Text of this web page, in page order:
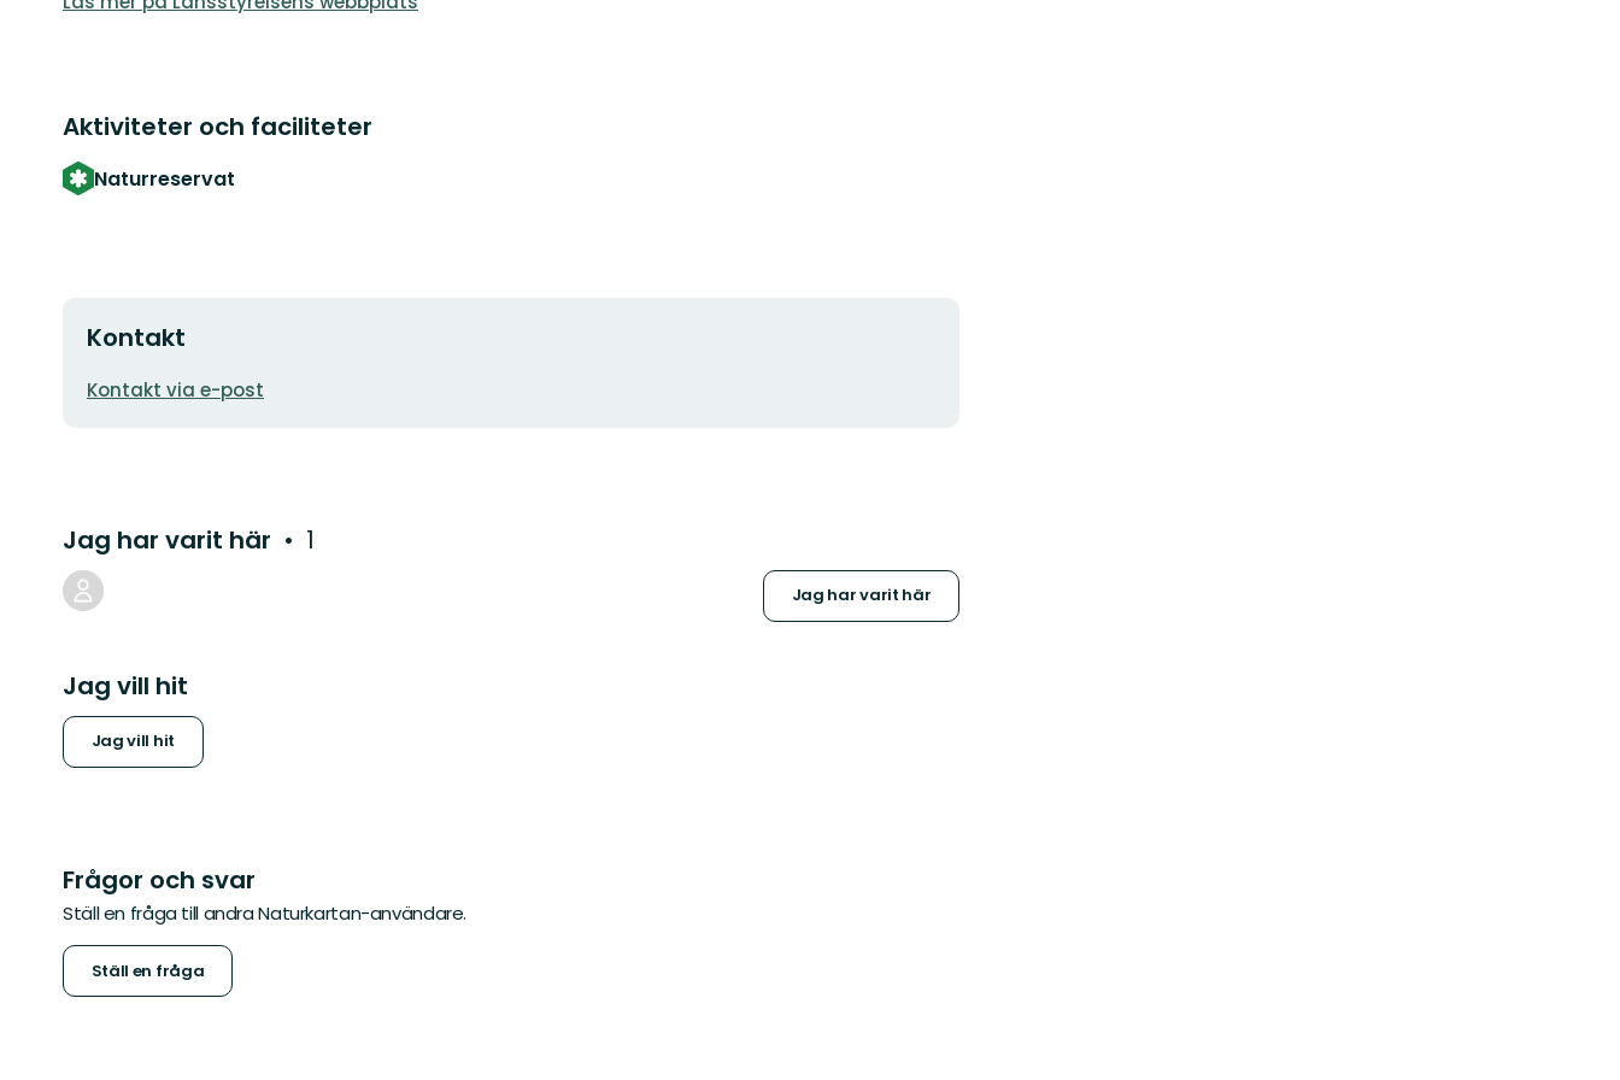
Aktiviteter och faciliteter
Naturreservat
Kontakt
E-
Kontakt via e-post
Jag har varit här 1
Jag har varit här
Jag vill hit
Jag vill hit
Frågor och svar
Ställ en fråga till andra Naturkartan-användare.
Ställ en fråga